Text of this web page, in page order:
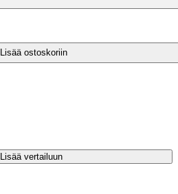
Lisää ostoskoriin
Lisää vertailuun